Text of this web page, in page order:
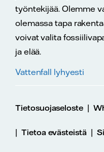
työntekijää. Olemme
olemassa tapa
voivat valita
ja elää.
Vattenfall lyhyesti
Tietosuojaseloste |
| Tietoa evästeistä |